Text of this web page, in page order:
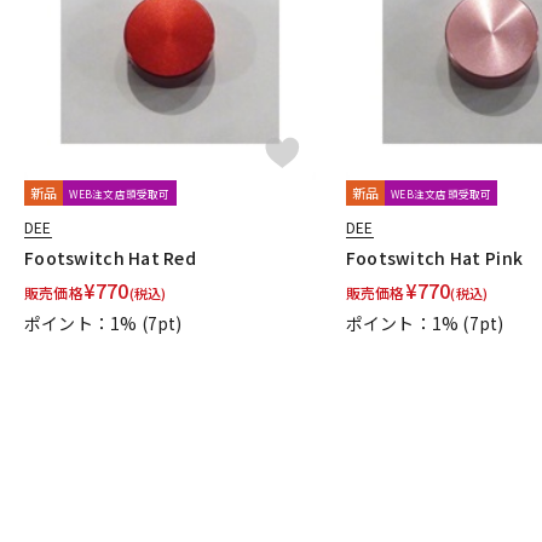
新品 WEB注文店頭受取可
DEE
Footswitch Hat Red
販売価格¥770(税込)
ポイント：1% (7pt)
新品 WEB注文店頭受取可
DEE
Footswitch Hat Pink
販売価格¥770(税込)
ポイント：1% (7pt)